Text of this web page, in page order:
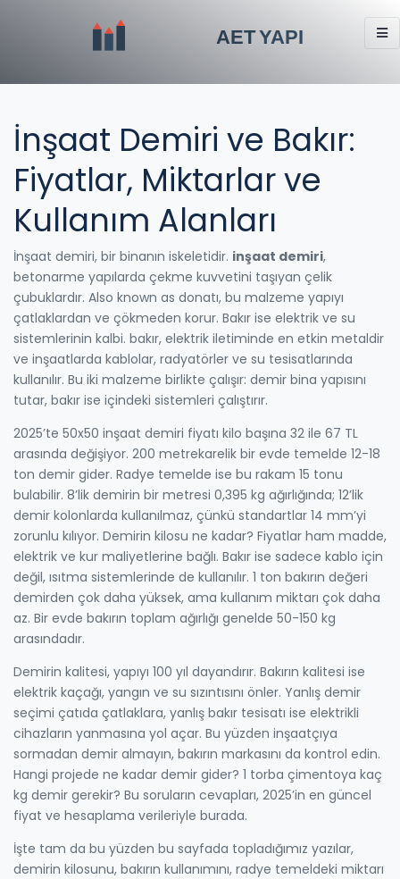
İnşaat Demiri ve Bakır:
Fiyatlar, Miktarlar ve
Kullanım Alanları
İnşaat demiri, bir binanın iskeletidir. inşaat demiri,
betonarme yapılarda çekme kuvvetini taşıyan çelik
çubuklardır. Also known as donatı, bu malzeme yapıyı
çatlaklardan ve çökmeden korur. Bakır ise elektrik ve su
sistemlerinin kalbi. bakır, elektrik iletiminde en etkin metaldir
ve inşaatlarda kablolar, radyatörler ve su tesisatlarında
kullanılır. Bu iki malzeme birlikte çalışır: demir bina yapısını
tutar, bakır ise içindeki sistemleri çalıştırır.
2025’te 50x50 inşaat demiri fiyatı kilo başına 32 ile 67 TL
arasında değişiyor. 200 metrekarelik bir evde temelde 12-18
ton demir gider. Radye temelde ise bu rakam 15 tonu
bulabilir. 8’lik demirin bir metresi 0,395 kg ağırlığında; 12’lik
demir kolonlarda kullanılmaz, çünkü standartlar 14 mm’yi
zorunlu kılıyor. Demirin kilosu ne kadar? Fiyatlar ham madde,
elektrik ve kur maliyetlerine bağlı. Bakır ise sadece kablo için
değil, ısıtma sistemlerinde de kullanılır. 1 ton bakırın değeri
demirden çok daha yüksek, ama kullanım miktarı çok daha
az. Bir evde bakırın toplam ağırlığı genelde 50-150 kg
arasındadır.
Demirin kalitesi, yapıyı 100 yıl dayandırır. Bakırın kalitesi ise
elektrik kaçağı, yangın ve su sızıntısını önler. Yanlış demir
seçimi çatıda çatlaklara, yanlış bakır tesisatı ise elektrikli
cihazların yanmasına yol açar. Bu yüzden inşaatçıya
sormadan demir almayın, bakırın markasını da kontrol edin.
Hangi projede ne kadar demir gider? 1 torba çimentoya kaç
kg demir gerekir? Bu soruların cevapları, 2025’in en güncel
fiyat ve hesaplama verileriyle burada.
İşte tam da bu yüzden bu sayfada topladığımız yazılar,
demirin kilosunu, bakırın kullanımını, radye temeldeki miktarı